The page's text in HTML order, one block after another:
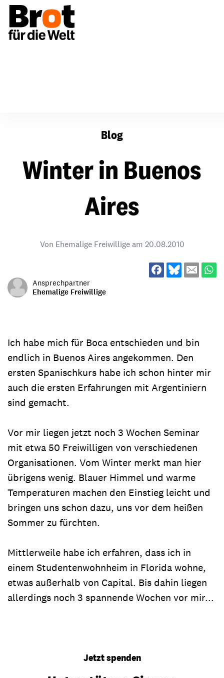
Blog
Winter in Buenos
Aires
Von Ehemalige Freiwillige am 20.08.2010
Ansprechpartner
Ehemalige Freiwillige
Ich habe mich für Boca entschieden und bin
endlich in Buenos Aires angekommen. Den
ersten Spanischkurs habe ich schon hinter mir
auch die ersten Erfahrungen mit Argentiniern
sind gemacht.
Vor mir liegen jetzt noch 3 Wochen Seminar
mit etwa 50 Freiwilligen von verschiedenen
Organisationen. Vom Winter merkt man hier
übrigens wenig. Blauer Himmel und warme
Temperaturen machen den Einstieg leicht und
bringen uns schon dazu, uns vor dem heißen
Sommer zu fürchten.
Mittlerweile habe ich erfahren, dass ich in
einem Studentenwohnheim in Florida wohne,
etwas außerhalb von Capital. Bis dahin liegen
allerdings noch 3 spannende Wochen vor mir...
Jetzt spenden